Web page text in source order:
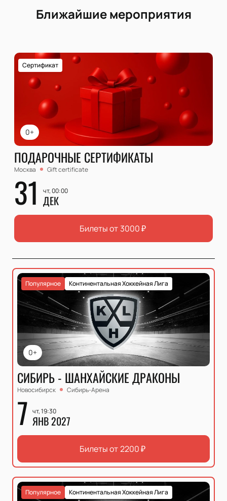
Ближайшие мероприятия
0+
Сертификат
ПОДАРОЧНЫЕ СЕРТИФИКАТЫ
Москва Gift certificate
31 чт, 00:00
ДЕК
Билеты от 3000₽
0+
Континентальная Хоккейная Лига
Популярное
СИБИРЬ - ШАНХАЙСКИЕ ДРАКОНЫ
Новосибирск Сибирь-Арена
7 чт, 19:30
ЯНВ 2027
Билеты от2200₽
Континентальная Хоккейная Лига
Популярное